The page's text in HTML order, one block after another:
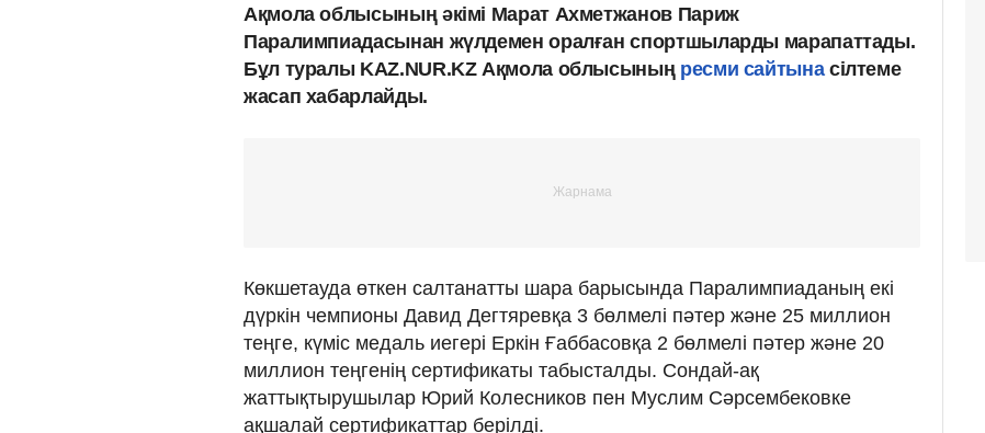
Ақмола облысының әкімі Марат Ахметжанов Париж
Паралимпиадасынан жүлдемен оралған спортшыларды марапаттады.
Бұл туралы KAZ.NUR.KZ Ақмола облысының ресми сайтынасілтеме
жасап хабарлайды.
Көкшетауда өткен салтанатты шара барысында Паралимпиаданың екі
дүркін чемпионы Давид Дегтяревқа 3 бөлмелі пәтер және 25 миллион
теңге, күміс медаль иегері Еркін Ғаббасовқа 2 бөлмелі пәтер және 20
миллион теңгенің сертификаты табысталды. Сондай-ақ
жаттықтырушылар Юрий Колесников пен Муслим Сәрсембековке
ақшалай сертификаттар берілді.